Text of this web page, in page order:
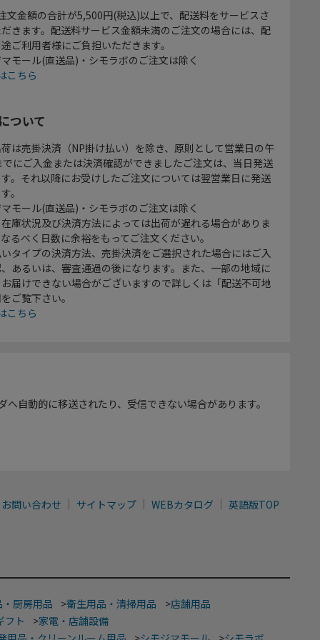
文金額の合計が5,500円(税込)以上で、配送料をサービスさ
きます。配送料サービス金額未満のご注文の場合には、配
ご利用者様にご負担いただきます。
モール(直送品)・シモラボのご注文は除く
こちら
ついて
は売掛決済（NP掛け払い）を除き、原則として営業日の午
にご入金または決済確認ができましたご注文は、当日発送
。それ以降にお受けしたご注文については翌営業日に発送
。
モール(直送品)・シモラボのご注文は除く
庫状況及び決済方法によっては出荷が遅れる場合がありま
るべく日数に余裕をもってご注文ください。
タイプの決済方法、売掛決済をご選択された場合にはご入
あるいは、審査通過の後になります。また、一部の地域に
届けできない場合がございますので詳しくは「配送不可地
ご覧下さい。
こちら
自動的に移送されたり、受信できない場合があります。
お問い合わせ サイトマップ WEBカタログ 英語版TOP
厨房用品 >衛生用品・清掃用品 >店舗用品
フト
>家電・店舗設備